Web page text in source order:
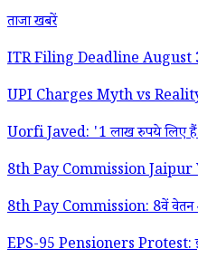
ताजा खबरें
ITR Filing Deadline August
UPI Charges Myth vs Reality:
Uorfi Javed: '1 लाख रुपये लिए हैं
8th Pay Commission Jaipur
8th Pay Commission: 8वें वेतन
EPS-95 Pensioners Protest: